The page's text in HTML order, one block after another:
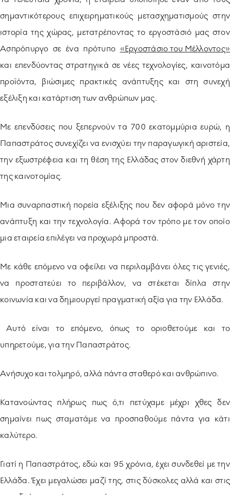
σημαντικότερους επιχειρηματικούς μετασχηματισμούς στην
ιστορία της χώρας, μετατρέποντας το εργοστάσιό μας στον
Ασπρόπυργο σε ένα πρότυπο «Εργοστάσιο του Μέλλοντος»
και επενδύοντας στρατηγικά σε νέες τεχνολογίες, καινοτόμα
προϊόντα, βιώσιμες πρακτικές ανάπτυξης και στη συνεχή
εξέλιξη και κατάρτιση των ανθρώπων μας.
Με επενδύσεις που ξεπερνούν τα 700 εκατομμύρια ευρώ, η
Παπαστράτος συνεχίζει να ενισχύει την παραγωγική αριστεία,
την εξωστρέφεια και τη θέση της Ελλάδας στον διεθνή χάρτη
της καινοτομίας.
Μια συναρπαστική πορεία εξέλιξης που δεν αφορά μόνο την
ανάπτυξη και την τεχνολογία. Αφορά τον τρόπο με τον οποίο
μια εταιρεία επιλέγει να προχωρά μπροστά.
Με κάθε επόμενο να οφείλει να περιλαμβάνει όλες τις γενιές,
να προστατεύει το περιβάλλον, να στέκεται δίπλα στην
κοινωνία και να δημιουργεί πραγματική αξία για την Ελλάδα.
Αυτό είναι το επόμενο, όπως το οριοθετούμε και το
υπηρετούμε, για την Παπαστράτος.
Ανήσυχο και τολμηρό, αλλά πάντα σταθερό και ανθρώπινο.
Κατανοώντας πλήρως πως ό,τι πετύχαμε μέχρι χθες δεν
σημαίνει πως σταματάμε να προσπαθούμε πάντα για κάτι
καλύτερο.
Γιατί η Παπαστράτος, εδώ και 95 χρόνια, έχει συνδεθεί με την
Ελλάδα. Έχει μεγαλώσει μαζί της, στις δύσκολες αλλά και στις